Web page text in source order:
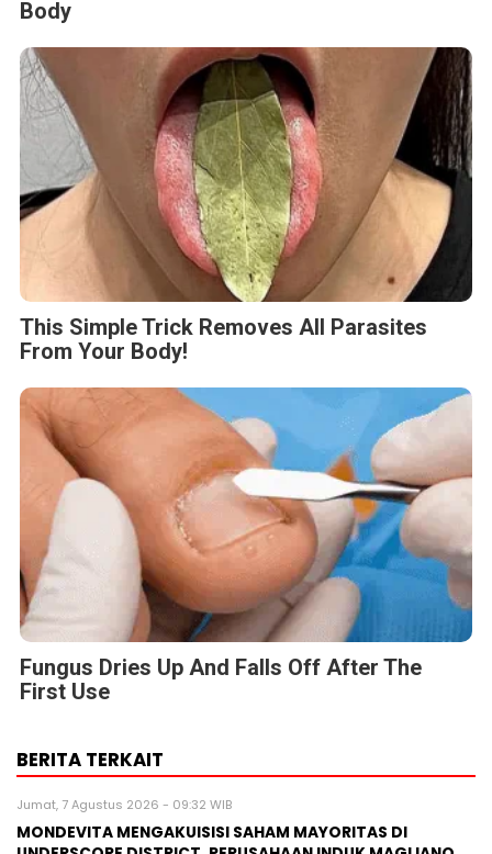
Body
This Simple Trick Removes All Parasites
From Your Body!
Fungus Dries Up And Falls Off After The
First Use
BERITA TERKAIT
Jumat, 7 Agustus 2026 - 09:32 WIB
MONDEVITA MENGAKUISISI SAHAM MAYORITAS DI